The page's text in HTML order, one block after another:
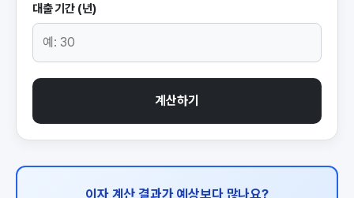
대출 기간 (년)
계산하기
이자 계산 결과가 예상보다 많나요?